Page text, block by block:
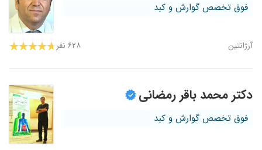
فوق تخصص گوارش و کبد
آرژانتین ۶۲۸ نفر
دکتر محمد باقر رمضانی
فوق تخصص گوارش و کبد